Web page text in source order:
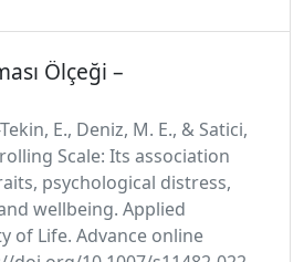
Ölçeği –
E., Deniz, M. E., & Satici,
Scale: Its association
psychological distress,
wellbeing. Applied
of Life. Advance online